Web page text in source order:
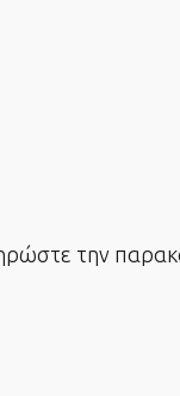
την